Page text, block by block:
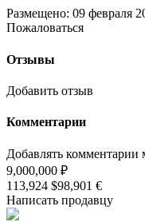
Размещено: 09 февраля
Пожаловаться
Отзывы
Добавить отзыв
Комментарии
Добавлять комментарии
9,000,000 ₽
113,924 $98,901 €
Написать продавцу